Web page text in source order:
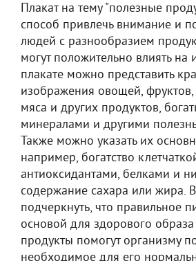
Плакат на тему "полезные
способ привлечь внимание и
людей с разнообразием
могут положительно влиять на
плакате можно представить
изображения овощей,
мяса и других продуктов,
минералами и другими
Также можно указать их
например, богатство
антиоксидантами, белками и
содержание сахара или жира.
подчеркнуть, что правильное
основой для здорового
продукты помогут организму